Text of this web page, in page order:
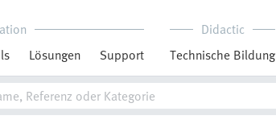
Lösungen Support
Didactic
Technische Bildung